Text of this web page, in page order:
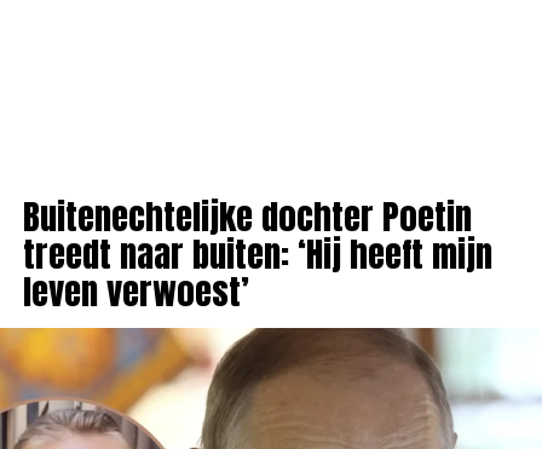
Buitenechtelijke dochter Poetin
treedt naar buiten: ‘Hij heeft mijn
leven verwoest’